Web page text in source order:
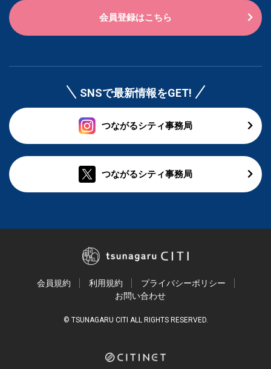
会員登録はこちら
SNSで最新情報をGET!
つながるシティ事務局
つながるシティ事務局
会員規約 利用規約
プライバシーポリシー
お問い合わせ
© TSUNAGARU CITI ALL RIGHTS RESERVED.